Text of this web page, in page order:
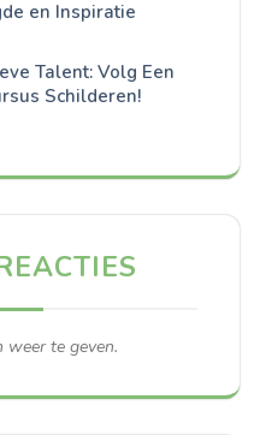
en Inspiratie
Talent: Volg Een
Schilderen!
weer te geven.